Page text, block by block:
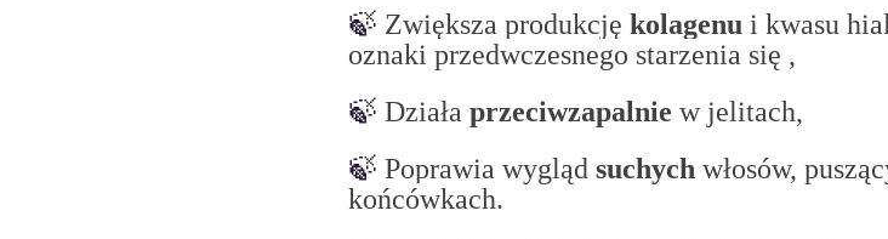
🍃 Zwiększa produkcję kolagenu i kwasu
oznaki przedwczesnego starzenia się ,
🍃 Działa przeciwzapalnie w jelitach,
🍃 Poprawia wygląd suchych włosów,
końcówkach.